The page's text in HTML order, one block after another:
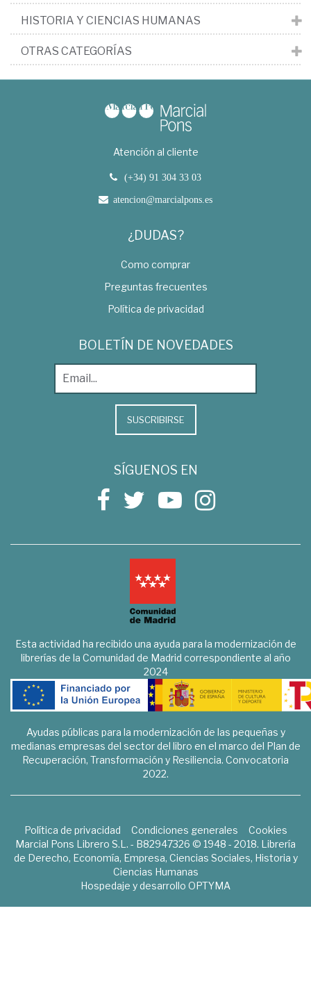
HISTORIA Y CIENCIAS HUMANAS
OTRAS CATEGORÍAS
Atención al cliente
(+34) 91 304 33 03
atencion@marcialpons.es
¿DUDAS?
Como comprar
Preguntas frecuentes
Política de privacidad
BOLETÍN DE NOVEDADES
SUSCRIBIRSE
SÍGUENOS EN
Esta actividad ha recibido una ayuda para la modernización de
librerías de la Comunidad de Madrid correspondiente al año
2024
Ayudas públicas para la modernización de las pequeñas y
medianas empresas del sector del libro en el marco del Plan de
Recuperación, Transformación y Resiliencia. Convocatoria
2022.
Política de privacidad Condiciones generales
Cookies
Marcial Pons Librero S.L. - B82947326 © 1948 - 2018. Librería
de Derecho, Economía, Empresa, Ciencias Sociales, Historia y
Ciencias Humanas
Hospedaje y desarrollo OPTYMA